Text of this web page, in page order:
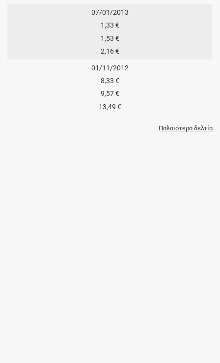
07/01/2013
1,33 €
1,53 €
2,16 €
01/11/2012
8,33 €
9,57 €
13,49 €
Παλαιότερα δελτία